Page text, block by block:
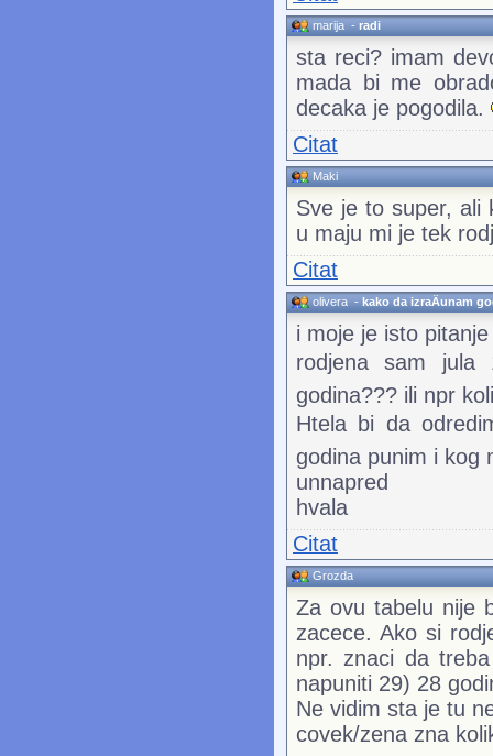
marija - radi
sta reci? imam
mada bi me
decaka je pogodila.
Citat
Maki
Sve je to super, ali
u maju mi je tek
Citat
olivera - kako da izraÄunam
i moje je isto
rodjena sam jula
godina??? ili npr
Htela bi da
godina punim i kog
unnapred
hvala
Citat
Grozda
Za ovu tabelu nije
zacece. Ako si
npr. znaci da
napuniti 29) 28
Ne vidim sta je tu
covek/zena zna